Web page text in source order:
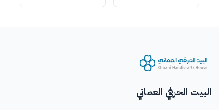
البيت الحرفي العماني